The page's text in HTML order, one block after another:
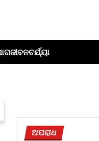
ଜୀବନଚର୍ଯ୍ୟା
ଅପରାଧ